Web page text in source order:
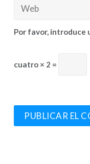
Por favor, introduce
cuatro × 2 =